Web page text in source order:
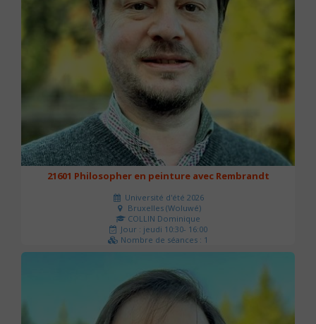
21601 Philosopher en peinture avec Rembrandt
Université d'été 2026
Bruxelles (Woluwé)
COLLIN Dominique
Jour : jeudi 10:30- 16:00
Nombre de séances : 1
40 €